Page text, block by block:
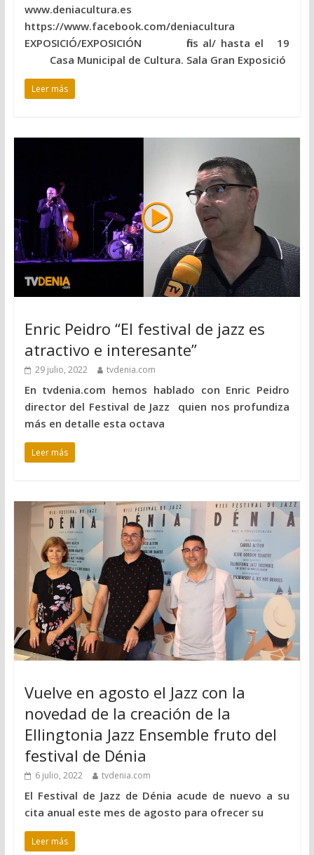
www.deniacultura.es
https://www.facebook.com/deniacultura
EXPOSICIÓ/EXPOSICIÓN fins al/ hasta el 19
Casa Municipal de Cultura. Sala Gran Exposició
Leer más
Enric Peidro “El festival de jazz es
atractivo e interesante”
29 julio, 2022 tvdenia.com
En tvdenia.com hemos hablado con Enric Peidro
director del Festival de Jazz quien nos profundiza
más en detalle esta octava
Leer más
Vuelve en agosto el Jazz con la
novedad de la creación de la
Ellingtonia Jazz Ensemble fruto del
festival de Dénia
6 julio, 2022 tvdenia.com
El Festival de Jazz de Dénia acude de nuevo a su
cita anual este mes de agosto para ofrecer su
Leer más